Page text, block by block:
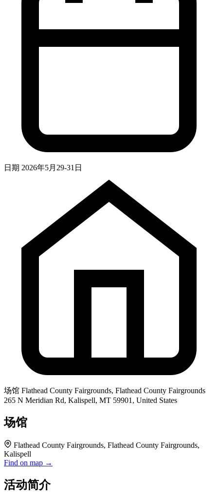
日期 2026年5月29-31日
场馆 Flathead County Fairgrounds, Flathead County Fairgrounds
265 N Meridian Rd, Kalispell, MT 59901, United States
场馆
Flathead County Fairgrounds, Flathead County Fairgrounds,
Kalispell
Find on map →
活动简介